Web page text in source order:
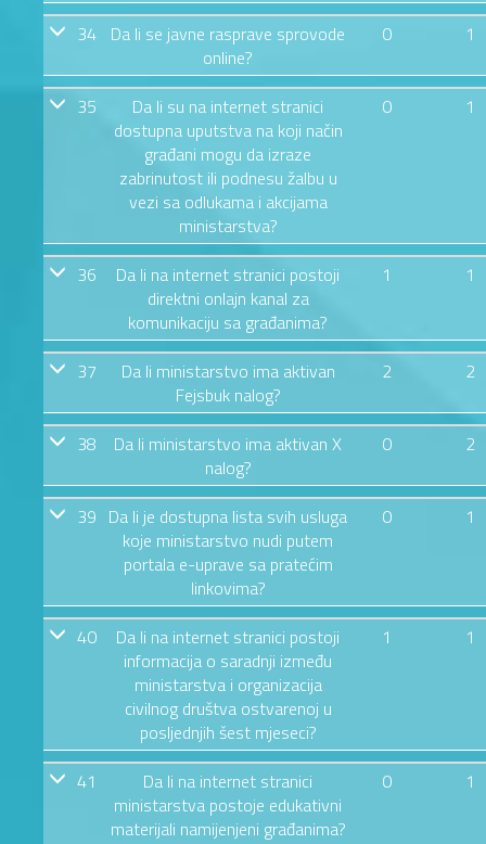
34 Da li se javne rasprave sprovode
online?
0 1
35
Da li su na internet stranici
dostupna uputstva na koji način
građani mogu da izraze
zabrinutost ili podnesu žalbu u
vezi sa odlukama i akcijama
ministarstva?
0 1
36
Da li na internet stranici postoji
direktni onlajn kanal za
komunikaciju sa građanima?
1 1
37
Da li ministarstvo ima aktivan
Fejsbuk nalog?
2 2
38
Da li ministarstvo ima aktivan X
nalog?
0 2
39 Da li je dostupna lista svih usluga
koje ministarstvo nudi putem
portala e-uprave sa pratećim
linkovima?
0 1
40
Da li na internet stranici postoji
informacija o saradnji između
ministarstva i organizacija
civilnog društva ostvarenoj u
posljednjih šest mjeseci?
1 1
41
Da li na internet stranici
ministarstva postoje edukativni
materijali namijenjeni građanima?
0 1